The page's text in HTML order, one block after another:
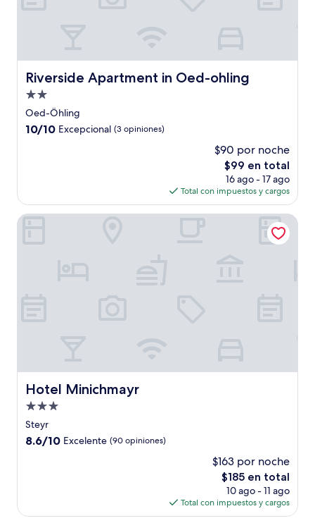
Riverside Apartment in Oed-ohling
Riverside Apartment in Oed-ohling
Propiedad
de
2.0
Oed-Öhling
10.0
10/10 Excepcional (3 opiniones)
$90 por noche
El
precio
actual
es
de
$99 en total
16 ago - 17 ago
Total con impuestos y cargos
Hotel Minichmayr
Hotel Minichmayr
Propiedad
de
3.0
Steyr
8.6
8.6/10 Excelente (90 opiniones)
$163 por noche
El
precio
actual
es
$185 en total
10 ago - 11 ago
Total con impuestos y cargos
Hotel Minichmayr